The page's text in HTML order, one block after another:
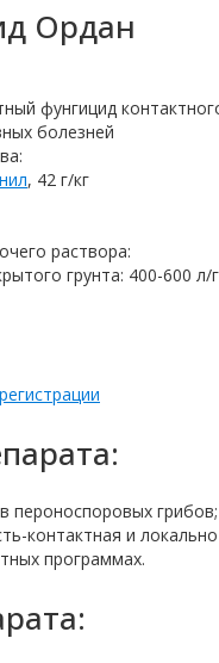
Ордан
фунгицид
болезней
, 42 г/кг
раствора:
грунта: 400-600
пероноспоровых грибов;
контактная и
программах.